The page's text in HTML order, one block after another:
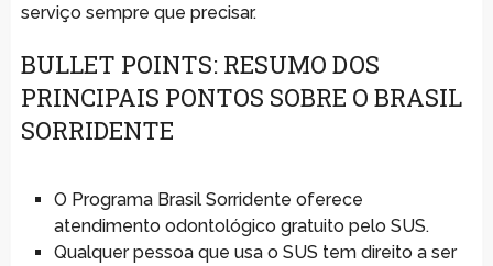
serviço sempre que precisar.
BULLET POINTS: RESUMO DOS
PRINCIPAIS PONTOS SOBRE O BRASIL
SORRIDENTE
O Programa Brasil Sorridente oferece
atendimento odontológico gratuito pelo SUS.
Qualquer pessoa que usa o SUS tem direito a ser